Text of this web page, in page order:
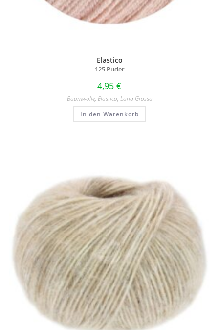
Elastico
125 Puder
4,95 €
Baumwolle, Elastico, Lana Grossa
In den Warenkorb